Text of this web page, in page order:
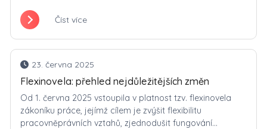
Číst více
23. června 2025
Flexinovela: přehled nejdůležitějších změn
Od 1. června 2025 vstoupila v platnost tzv. flexinovela
zákoníku práce, jejímž cílem je zvýšit flexibilitu
pracovněprávních vztahů, zjednodušit fungování...